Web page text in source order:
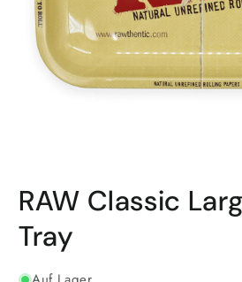
in
Modal
öffnen
RAW Classic
Tray